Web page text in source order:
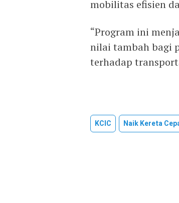
mobilitas efisien
“Program ini
nilai tambah bagi
terhadap
KCIC Naik Kereta